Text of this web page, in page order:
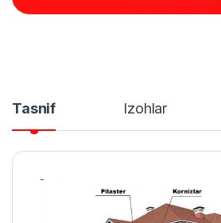
Tasnif Izohlar